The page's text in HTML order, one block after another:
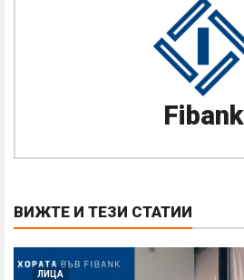
Fibank
ВИЖТЕ И ТЕЗИ СТАТИИ
ЛИЦА